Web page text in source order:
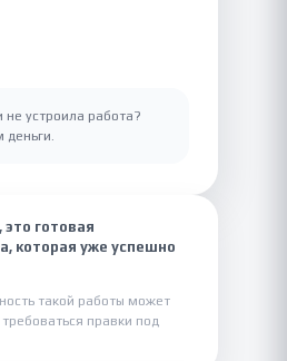
не устроила работа?
деньги.
готовая
которая уже успешно
такой работы может
правки под